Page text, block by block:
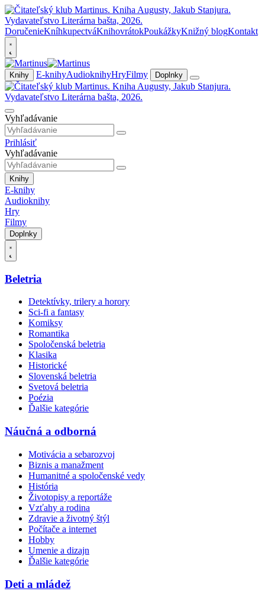
DoručenieKníhkupectváKnihovrátokPoukážkyKnižný blogKontakt
Knihy E-knihyAudioknihyHryFilmy Doplnky
Vyhľadávanie
Prihlásiť
Vyhľadávanie
Knihy
E-knihy
Audioknihy
Hry
Filmy
Doplnky
Beletria
Detektívky, trilery a horory
Sci-fi a fantasy
Komiksy
Romantika
Spoločenská beletria
Klasika
Historické
Slovenská beletria
Svetová beletria
Poézia
Ďalšie kategórie
Náučná a odborná
Motivácia a sebarozvoj
Biznis a manažment
Humanitné a spoločenské vedy
História
Životopisy a reportáže
Vzťahy a rodina
Zdravie a životný štýl
Počítače a internet
Hobby
Umenie a dizajn
Ďalšie kategórie
Deti a mládež